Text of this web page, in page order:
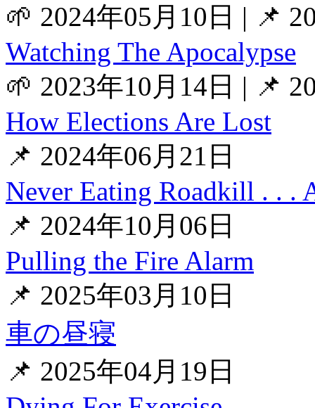
🌱 2024年05月10日 | 📌
Watching The Apocalypse
🌱 2023年10月14日 | 📌
How Elections Are Lost
📌 2024年06月21日
Never Eating Roadkill . . .
📌 2024年10月06日
Pulling the Fire Alarm
📌 2025年03月10日
車の昼寝
📌 2025年04月19日